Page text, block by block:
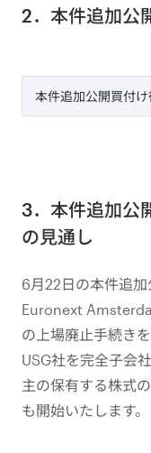
2．本件追加公
本件追加公開買付
3．本件追加公
の見通し
6月22日の本件追加
Euronext
の上場廃止手続き
USG社を完全子会
主の保有する株式
も開始いたします。